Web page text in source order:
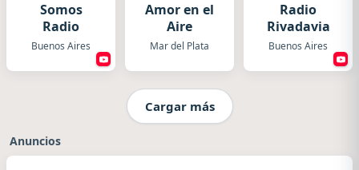
Somos
Radio
Buenos Aires
Amor en el
Aire
Mar del Plata
Radio
Rivadavia
Buenos Aires
Cargar más
Anuncios